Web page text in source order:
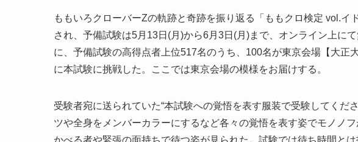
ももいろクローバーZの軌跡と奇跡を振り返る「ももクロ検定 vol.イ
され、予備試験は5月13日(月)から6月3日(月)まで、オンライン上に
に、予備試験の高得点者上位517名のうち、100名が東京会場【大正
に本試験に挑戦した。ここでは東京会場の模様をお届けする。
受験者宛に送られていた“本試験への覚悟を表す服装で受験してくだ
ツや全身をメンバーカラーにするなど各々の覚悟を表す姿でモノノ
かべる者や緊張の面持ちで待つ姿が見られた。試験では待ち時間と